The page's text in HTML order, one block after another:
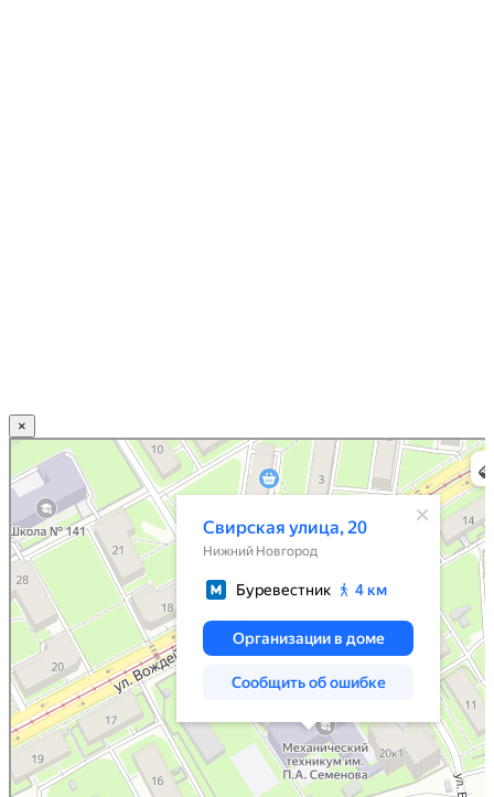
×
Нижний Новгород
Свирская улица, 20 — Яндекс.Карты